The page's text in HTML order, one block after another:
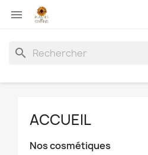

search
ACCUEIL
Nos cosmétiques